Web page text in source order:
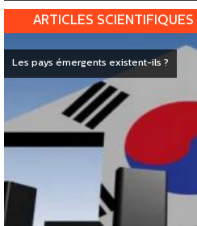
Les pays émergents existent-ils ?
ARTICLES SCIENTIFIQUES